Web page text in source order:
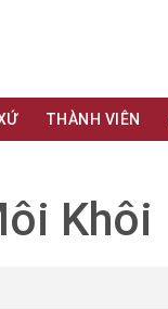
THÀNH VIÊN
Khôi